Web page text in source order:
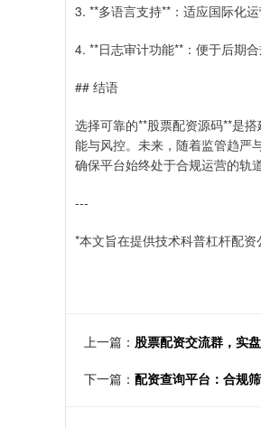
3. **多语言支持**：适应国际化
4. **日志审计功能**：便于后期
## 结语
选择可靠的**股票配资源码**是
能与风控。未来，随着监管趋严
确保平台始终处于合规运营的轨道
---
*本文旨在提供技术科普杠杆配
上一篇： 股票配资交流群，实
下一篇： 配资查询平台：合规